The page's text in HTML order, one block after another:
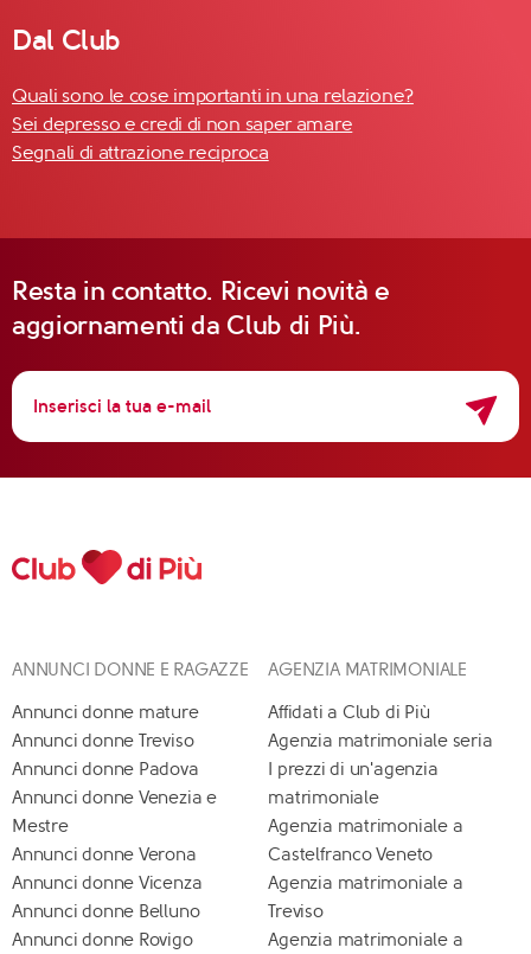
Dal Club
Quali sono le cose importanti in una relazione?
Sei depresso e credi di non saper amare
Segnali di attrazione reciproca
Resta in contatto. Ricevi novità e
aggiornamenti da Club di Più.
ANNUNCI DONNE E RAGAZZE
Annunci donne mature
Annunci donne Treviso
Annunci donne Padova
Annunci donne Venezia e
Mestre
Annunci donne Verona
Annunci donne Vicenza
Annunci donne Belluno
Annunci donne Rovigo
AGENZIA MATRIMONIALE
Affidati a Club di Più
Agenzia matrimoniale seria
I prezzi di un'agenzia
matrimoniale
Agenzia matrimoniale a
Castelfranco Veneto
Agenzia matrimoniale a
Treviso
Agenzia matrimoniale a